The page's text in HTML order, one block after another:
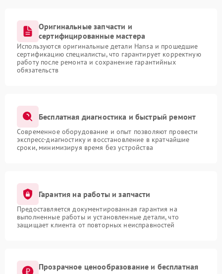
Оригинальные запчасти и
сертифицированные мастера
Используются оригинальные детали Hansa и прошедшие
сертификацию специалисты, что гарантирует корректную
работу после ремонта и сохранение гарантийных
обязательств
Бесплатная диагностика и быстрый ремонт
Современное оборудование и опыт позволяют провести
экспресс-диагностику и восстановление в кратчайшие
сроки, минимизируя время без устройства
Гарантия на работы и запчасти
Предоставляется документированная гарантия на
выполненные работы и установленные детали, что
защищает клиента от повторных неисправностей
Прозрачное ценообразование и бесплатная